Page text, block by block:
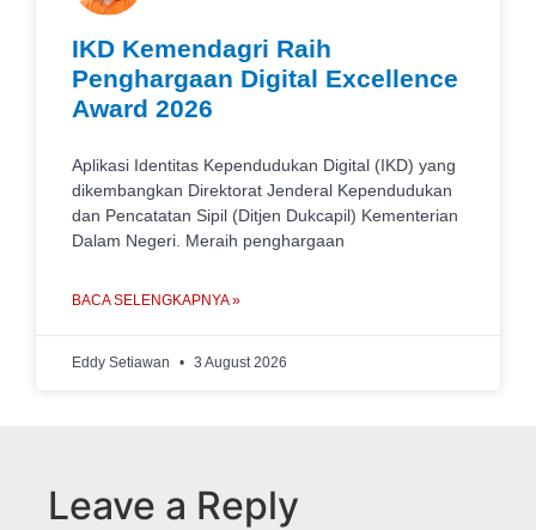
IKD Kemendagri Raih
Penghargaan Digital Excellence
Award 2026
Aplikasi Identitas Kependudukan Digital (IKD) yang
dikembangkan Direktorat Jenderal Kependudukan
dan Pencatatan Sipil (Ditjen Dukcapil) Kementerian
Dalam Negeri. Meraih penghargaan
BACA SELENGKAPNYA »
Eddy Setiawan 3 August 2026
Leave a Reply